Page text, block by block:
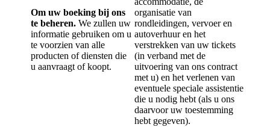
Om uw boeking bij ons
te beheren. We zullen uw
informatie gebruiken om u
te voorzien van alle
producten of diensten die
u aanvraagt of koopt.
organisatie van
rondleidingen, vervoer en
autoverhuur en het
verstrekken van uw tickets
(in verband met de
uitvoering van ons contract
met u) en het verlenen van
eventuele speciale assistentie
die u nodig hebt (als u ons
daarvoor uw toestemming
hebt gegeven).